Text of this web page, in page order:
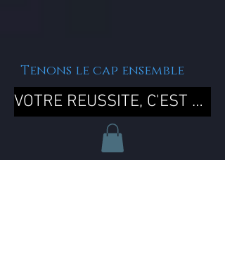
Tenons le cap ensemble
VOTRE REUSSITE, C'EST MA REUSSITE !